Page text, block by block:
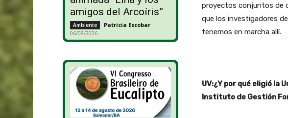
amigos del Arcoíris”
Ambiente Patricia Escobar -
06/08/2026
proyectos conjuntos de
que los investigadores
tenemos en marcha allí.
UV:¿Y por qué eligió la
Instituto de Gestión